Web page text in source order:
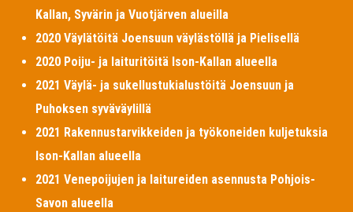
Kallan, Syvärin ja Vuotjärven alueilla
2020 Väylätöitä Joensuun väylästöllä ja Pielisellä
2020 Poiju- ja laituritöitä Ison-Kallan alueella
2021 Väylä- ja sukellustukialustöitä Joensuun ja
Puhoksen syväväylillä
2021 Rakennustarvikkeiden ja työkoneiden kuljetuksia
Ison-Kallan alueella
2021 Venepoijujen ja laitureiden asennusta Pohjois-
Savon alueella